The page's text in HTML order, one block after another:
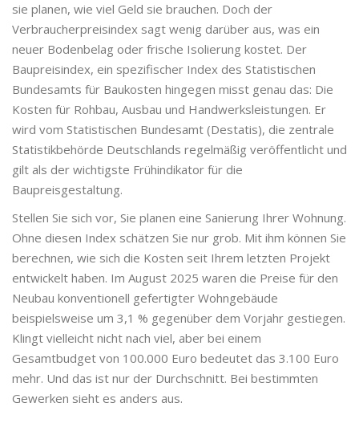
sie planen, wie viel Geld sie brauchen. Doch der
Verbraucherpreisindex sagt wenig darüber aus, was ein
neuer Bodenbelag oder frische Isolierung kostet. Der
Baupreisindex, ein spezifischer Index des Statistischen
Bundesamts für Baukosten hingegen misst genau das: Die
Kosten für Rohbau, Ausbau und Handwerksleistungen. Er
wird vom Statistischen Bundesamt (Destatis), die zentrale
Statistikbehörde Deutschlands regelmäßig veröffentlicht und
gilt als der wichtigste Frühindikator für die
Baupreisgestaltung.
Stellen Sie sich vor, Sie planen eine Sanierung Ihrer Wohnung.
Ohne diesen Index schätzen Sie nur grob. Mit ihm können Sie
berechnen, wie sich die Kosten seit Ihrem letzten Projekt
entwickelt haben. Im August 2025 waren die Preise für den
Neubau konventionell gefertigter Wohngebäude
beispielsweise um 3,1 % gegenüber dem Vorjahr gestiegen.
Klingt vielleicht nicht nach viel, aber bei einem
Gesamtbudget von 100.000 Euro bedeutet das 3.100 Euro
mehr. Und das ist nur der Durchschnitt. Bei bestimmten
Gewerken sieht es anders aus.